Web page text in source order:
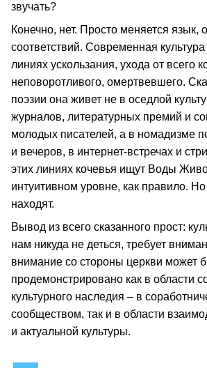
звучать?
Конечно, нет. Просто меняется язык,
соответствий. Современная
линиях ускользания, ухода от всего
неповоротливого, омертвевшего.
поэзии она живет не в оседлой
журналов, литературных премий и
молодых писателей, а в номадизме
и вечеров, в интернет-встречах и
этих линиях кочевья ищут Воды
интуитивном уровне, как правило.
находят.
Вывод из всего сказанного прост:
нам никуда не деться, требует
внимание со стороны церкви может
продемонстрировано как в области
культурного наследия – в
сообществом, так и в области
и актуальной культуры.